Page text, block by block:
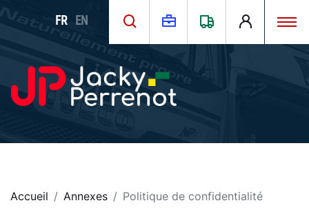
FR EN
Accueil Annexes Politique de confidentialité